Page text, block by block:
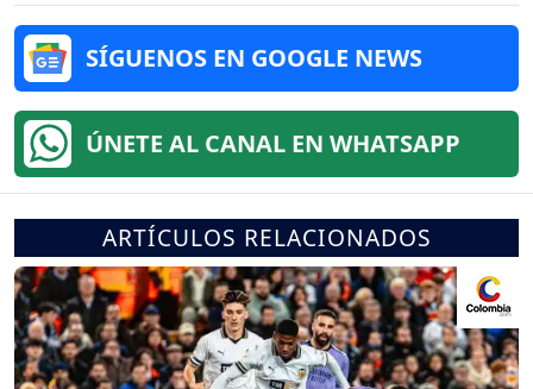
SÍGUENOS EN GOOGLE NEWS
ÚNETE AL CANAL EN WHATSAPP
ARTÍCULOS RELACIONADOS